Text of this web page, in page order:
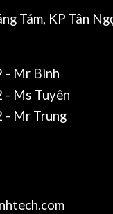
Tám, KP Tân
- Mr Bình
- Ms Tuyên
- Mr Trung